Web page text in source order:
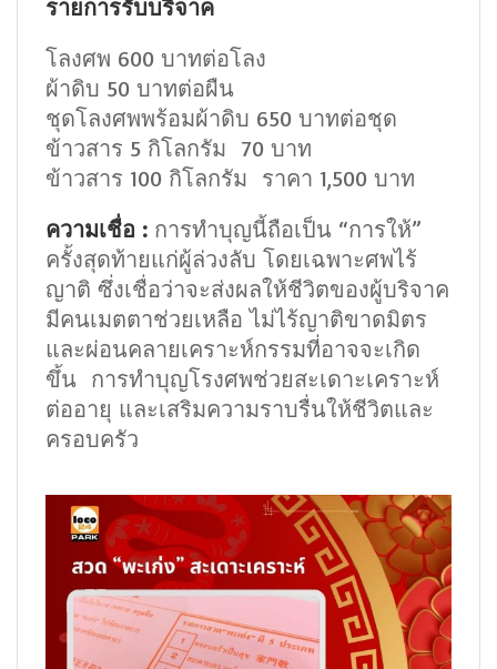
รายการรับบริจาค
โลงศพ 600 บาทต่อโลง
ผ้าดิบ 50 บาทต่อผืน
ชุดโลงศพพร้อมผ้าดิบ 650 บาทต่อชุด
ข้าวสาร 5 กิโลกรัม 70 บาท
ข้าวสาร 100 กิโลกรัม ราคา 1,500 บาท
ความเชื่อ : การทำบุญนี้ถือเป็น “การให้”
ครั้งสุดท้ายแก่ผู้ล่วงลับ โดยเฉพาะศพไร้
ญาติ ซึ่งเชื่อว่าจะส่งผลให้ชีวิตของผู้บริจาค
มีคนเมตตาช่วยเหลือ ไม่ไร้ญาติขาดมิตร
และผ่อนคลายเคราะห์กรรมที่อาจจะเกิด
ขึ้น การทำบุญโรงศพช่วยสะเดาะเคราะห์
ต่ออายุ และเสริมความราบรื่นให้ชีวิตและ
ครอบครัว